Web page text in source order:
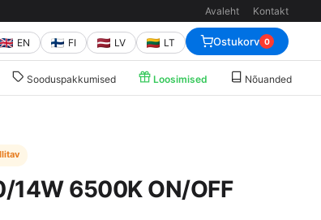
Avaleht Kontakt
EN FI LV LT Ostukorv 0
Sooduspakkumised Loosimised Nõuanded
6500K ON/OFF